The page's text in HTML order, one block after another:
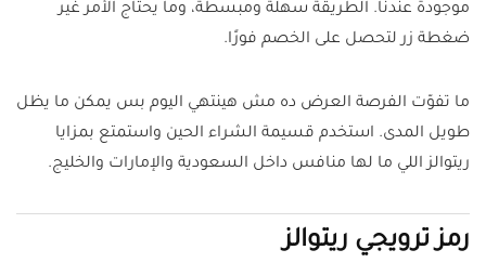
موجودة عندنا. الطريقة سهلة ومبسطة، وما يحتاج الأمر غير
ضغطة زر لتحصل على الخصم فورًا.
ما تفوّت الفرصة العرض ده مش هينتهي اليوم بس يمكن ما يظل
طويل المدى. استخدم قسيمة الشراء الحين واستمتع بمزايا
ريتوالز اللي ما لها منافس داخل السعودية والإمارات والخليج.
رمز ترويجي ريتوالز